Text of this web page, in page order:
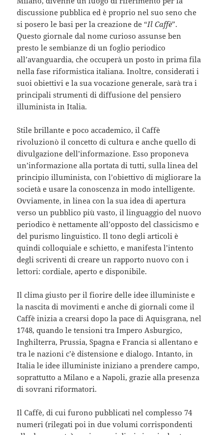
discussione pubblica ed è proprio nel suo seno che
si posero le basi per la creazione de “Il Caffè”.
Questo giornale dal nome curioso assunse ben
presto le sembianze di un foglio periodico
all’avanguardia, che occuperà un posto in prima fila
nella fase riformistica italiana. Inoltre, considerati i
suoi obiettivi e la sua vocazione generale, sarà tra i
principali strumenti di diffusione del pensiero
illuminista in Italia.
Stile brillante e poco accademico, il Caffè
rivoluzionò il concetto di cultura e anche quello di
divulgazione dell’informazione. Esso proponeva
un’informazione alla portata di tutti, sulla linea del
principio illuminista, con l’obiettivo di migliorare la
società e usare la conoscenza in modo intelligente.
Ovviamente, in linea con la sua idea di apertura
verso un pubblico più vasto, il linguaggio del nuovo
periodico è nettamente all’opposto del classicismo e
del purismo linguistico. Il tono degli articoli è
quindi colloquiale e schietto, e manifesta l’intento
degli scriventi di creare un rapporto nuovo con i
lettori: cordiale, aperto e disponibile.
Il clima giusto per il fiorire delle idee illuministe e
la nascita di movimenti e anche di giornali come il
Caffè inizia a crearsi dopo la pace di Aquisgrana, nel
1748, quando le tensioni tra Impero Asburgico,
Inghilterra, Prussia, Spagna e Francia si allentano e
tra le nazioni c’è distensione e dialogo. Intanto, in
Italia le idee illuministe iniziano a prendere campo,
soprattutto a Milano e a Napoli, grazie alla presenza
di sovrani riformatori.
Il Caffè, di cui furono pubblicati nel complesso 74
numeri (rilegati poi in due volumi corrispondenti